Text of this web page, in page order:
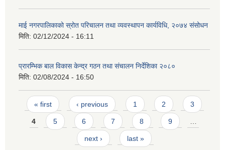
माई नगरपालिकाको स्रोत परिचालन तथा व्यवस्थापन कार्यविधि, २०७४ संसोधन
मिति: 02/12/2024 - 16:11
प्रारम्भिक बाल विकास केन्द्र गठन तथा संचालन निर्देशिका २०८०
मिति: 02/08/2024 - 16:50
Pages
« first ‹ previous 1 2 3
4 5 6 7 8 9 …
next › last »